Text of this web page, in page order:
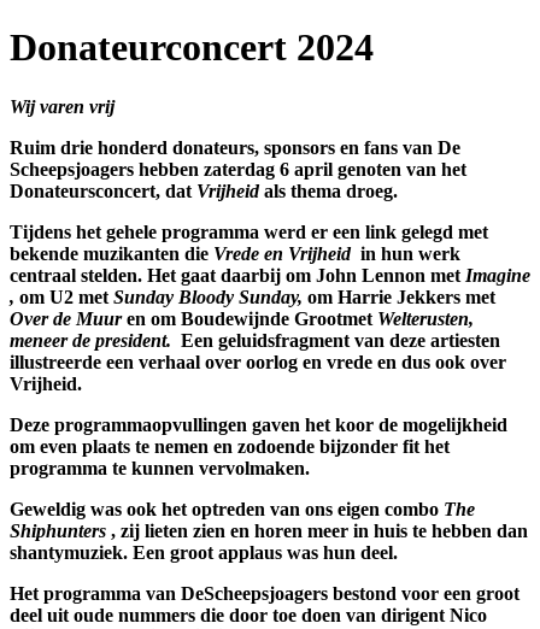
Donateurconcert 2024
Wij varen vrij
Ruim drie honderd donateurs, sponsors en fans van De
Scheepsjoagers hebben zaterdag 6 april genoten van het
Donateursconcert, dat Vrijheidals thema droeg.
Tijdens het gehele programma werd er een link gelegd met
bekende muzikanten die Vrede en Vrijheid in hun werk
centraal stelden. Het gaat daarbij om John Lennon met Imagine
, om U2 met Sunday Bloody Sunday, om Harrie Jekkers met
Over de Muuren om Boudewijnde Grootmet Welterusten,
meneer de president. Een geluidsfragment van deze artiesten
illustreerde een verhaal over oorlog en vrede en dus ook over
Vrijheid.
Deze programmaopvullingen gaven het koor de mogelijkheid
om even plaats te nemen en zodoende bijzonder fit het
programma te kunnen vervolmaken.
Geweldig was ook het optreden van ons eigen combo The
Shiphunters , zij lieten zien en horen meer in huis te hebben dan
shantymuziek. Een groot applaus was hun deel.
Het programma van DeScheepsjoagers bestond voor een groot
deel uit oude nummers die door toe doen van dirigent Nico